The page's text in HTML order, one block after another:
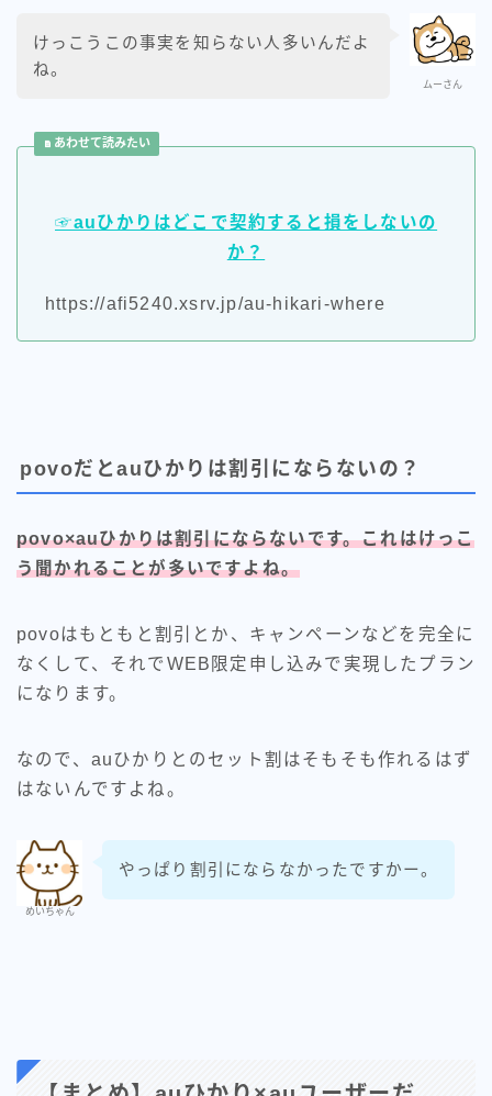
ムーさん
けっこうこの事実を知らない人多いんだよ
ね。
あわせて読みたい
☞auひかりはどこで契約すると損をしないの
か？
https://afi5240.xsrv.jp/au-hikari-where
povoだとauひかりは割引にならないの？
povo×auひかりは割引にならないです。これはけっこ
う聞かれることが多いですよね。
povoはもともと割引とか、キャンペーンなどを完全に
なくして、それでWEB限定申し込みで実現したプラン
になります。
なので、auひかりとのセット割はそもそも作れるはず
はないんですよね。
めいちゃん
やっぱり割引にならなかったですかー。